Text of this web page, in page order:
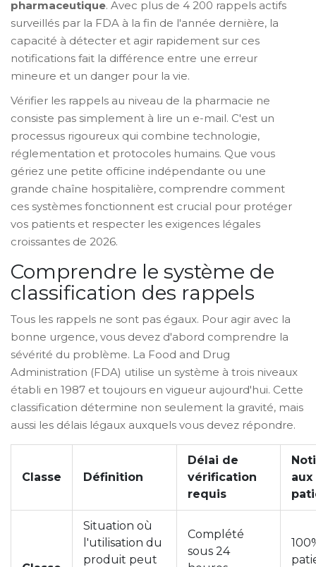
pharmaceutique. Avec plus de 4 200 rappels actifs
surveillés par la FDA à la fin de l'année dernière, la
capacité à détecter et agir rapidement sur ces
notifications fait la différence entre une erreur
mineure et un danger pour la vie.
Vérifier les rappels au niveau de la pharmacie ne
consiste pas simplement à lire un e-mail. C'est un
processus rigoureux qui combine technologie,
réglementation et protocoles humains. Que vous
gériez une petite officine indépendante ou une
grande chaîne hospitalière, comprendre comment
ces systèmes fonctionnent est crucial pour protéger
vos patients et respecter les exigences légales
croissantes de 2026.
Comprendre le système de
classification des rappels
Tous les rappels ne sont pas égaux. Pour agir avec la
bonne urgence, vous devez d'abord comprendre la
sévérité du problème. La Food and Drug
Administration (FDA) utilise un système à trois niveaux
établi en 1987 et toujours en vigueur aujourd'hui. Cette
classification détermine non seulement la gravité, mais
aussi les délais légaux auxquels vous devez répondre.
Classe Définition
Délai de
vérification
requis
aux
Situation où
l'utilisation du
produit peut
Complété
sous 24